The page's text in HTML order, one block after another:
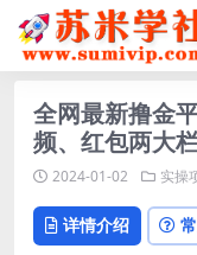
全网最新撸金
频、红包两大
2024-01-02 实操
详情介绍